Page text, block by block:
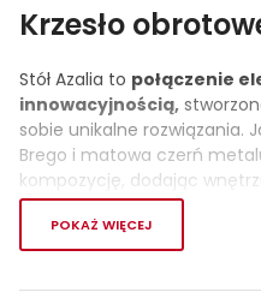
Krzesło
Stół Azalia to połączenie
innowacyjnością,
sobie unikalne rozwiązania.
Brego i matowa czerń
kompozycję, dodając
charakteru.
Wymiary stołu to 61 cm
POKAŻ WIĘCEJ